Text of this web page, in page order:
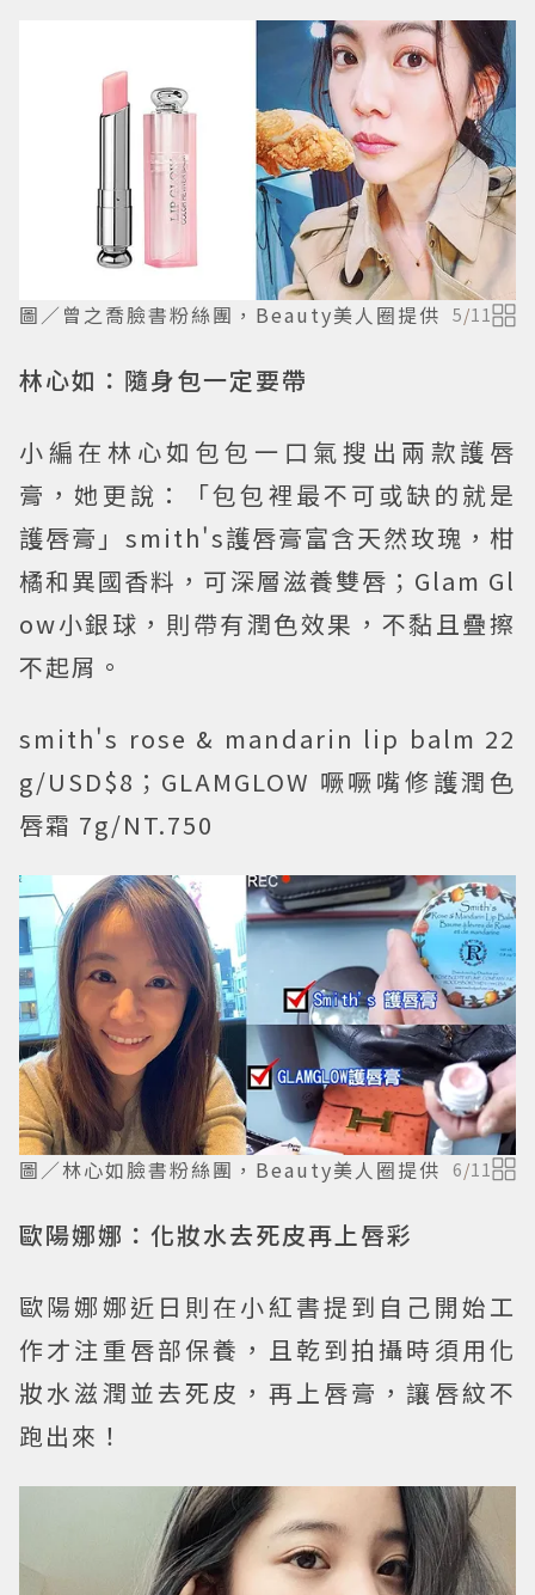
圖／曾之喬臉書粉絲團，Beauty美人圈提供 5/11
林心如：隨身包一定要帶
小編在林心如包包一口氣搜出兩款護唇
膏，她更說：「包包裡最不可或缺的就是
護唇膏」smith's護唇膏富含天然玫瑰，柑
橘和異國香料，可深層滋養雙唇；Glam Gl
ow小銀球，則帶有潤色效果，不黏且疊擦
不起屑。
smith's rose & mandarin lip balm 22
g/USD$8；GLAMGLOW 噘噘嘴修護潤色
唇霜 7g/NT.750
圖／林心如臉書粉絲團，Beauty美人圈提供 6/11
歐陽娜娜：化妝水去死皮再上唇彩
歐陽娜娜近日則在小紅書提到自己開始工
作才注重唇部保養，且乾到拍攝時須用化
妝水滋潤並去死皮，再上唇膏，讓唇紋不
跑出來！